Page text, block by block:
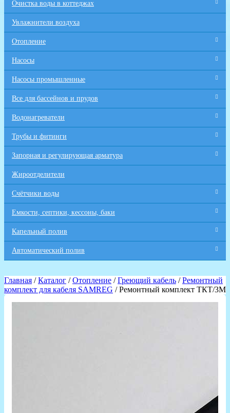
Очистка воды в коттеджах
Увлажнители воздуха
Отопление
Насосы
Насосы промышленные
Все для бaссейнов и прудов
Водонагреватели
Трубы и фитинги
Запорная и регулирующая арматура
Жироотделители
Счётчики воды
Емкости, септики, кессоны, баки
Капельный полив
Автоматический полив
Главная /Каталог /Отопление /Греющий кабель /Ремонтный
комплект для кабеля SAMREG / Ремонтный комплект ТКТ/3М